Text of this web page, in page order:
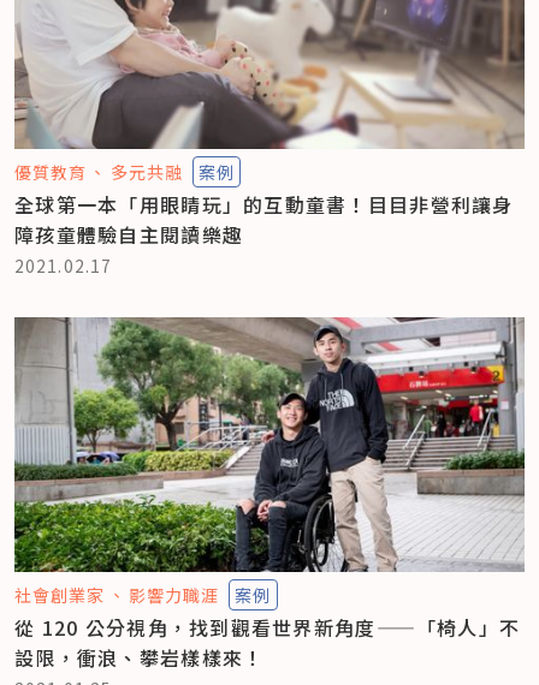
優質教育 多元共融 案例
全球第一本「用眼睛玩」的互動童書！目目非營利讓身
障孩童體驗自主閱讀樂趣
2021.02.17
社會創業家 影響力職涯 案例
從 120 公分視角，找到觀看世界新角度——「椅人」不
設限，衝浪、攀岩樣樣來！